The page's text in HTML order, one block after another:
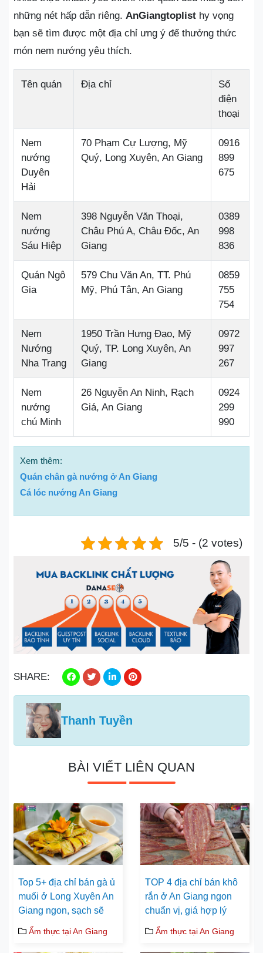
những nét hấp dẫn riêng. AnGiangtoplist hy vọng
bạn sẽ tìm được một địa chỉ ưng ý để thưởng thức
món nem nướng yêu thích.
Tên quán Địa chỉ
Số
điện
thoại
Nem
nướng
Duyên
Hải
70 Phạm Cự Lượng, Mỹ
Quý, Long Xuyên, An Giang
0916
899
675
Nem
nướng
Sáu Hiệp
398 Nguyễn Văn Thoại,
Châu Phú A, Châu Đốc, An
Giang
0389
998
836
Quán Ngô
Gia
579 Chu Văn An, TT. Phú
Mỹ, Phú Tân, An Giang
0859
755
754
Nem
Nướng
Nha Trang
1950 Trần Hưng Đạo, Mỹ
Quý, TP. Long Xuyên, An
Giang
0972
997
267
Nem
nướng
chú Minh
26 Nguyễn An Ninh, Rạch
Giá, An Giang
0924
299
990
Xem thêm:
Quán chân gà nướng ở An Giang
Cá lóc nướng An Giang
5/5 - (2 votes)
SHARE:
Thanh Tuyền
BÀI VIẾT LIÊN QUAN
Top 5+ địa chỉ bán gà ủ
muối ở Long Xuyên An
Giang ngon, sạch sẽ
Ẩm thực tại An Giang
TOP 4 địa chỉ bán khô
rắn ở An Giang ngon
chuẩn vị, giá hợp lý
Ẩm thực tại An Giang